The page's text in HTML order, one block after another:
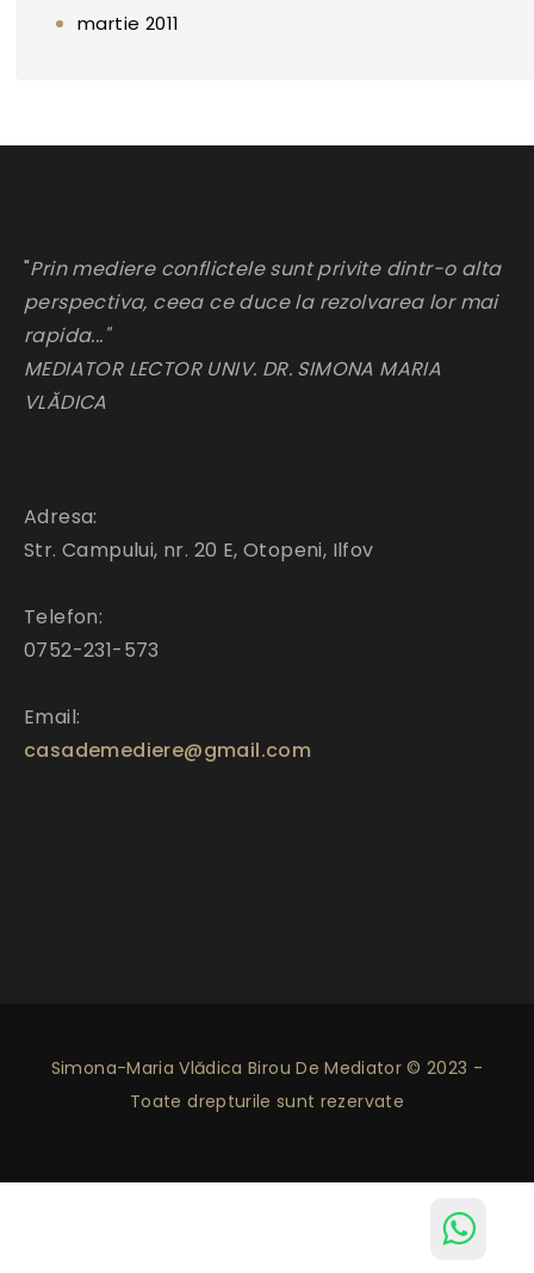
martie 2011
"Prin mediere conflictele sunt privite dintr-o alta
perspectiva, ceea ce duce la rezolvarea lor mai
rapida..."
MEDIATOR LECTOR UNIV. DR. SIMONA MARIA
VLĂDICA
Adresa:
Str. Campului, nr. 20 E, Otopeni, Ilfov
Telefon:
0752-231-573
Email:
casademediere@gmail.com
Simona-Maria Vlădica Birou De Mediator © 2023 -
Toate drepturile sunt rezervate